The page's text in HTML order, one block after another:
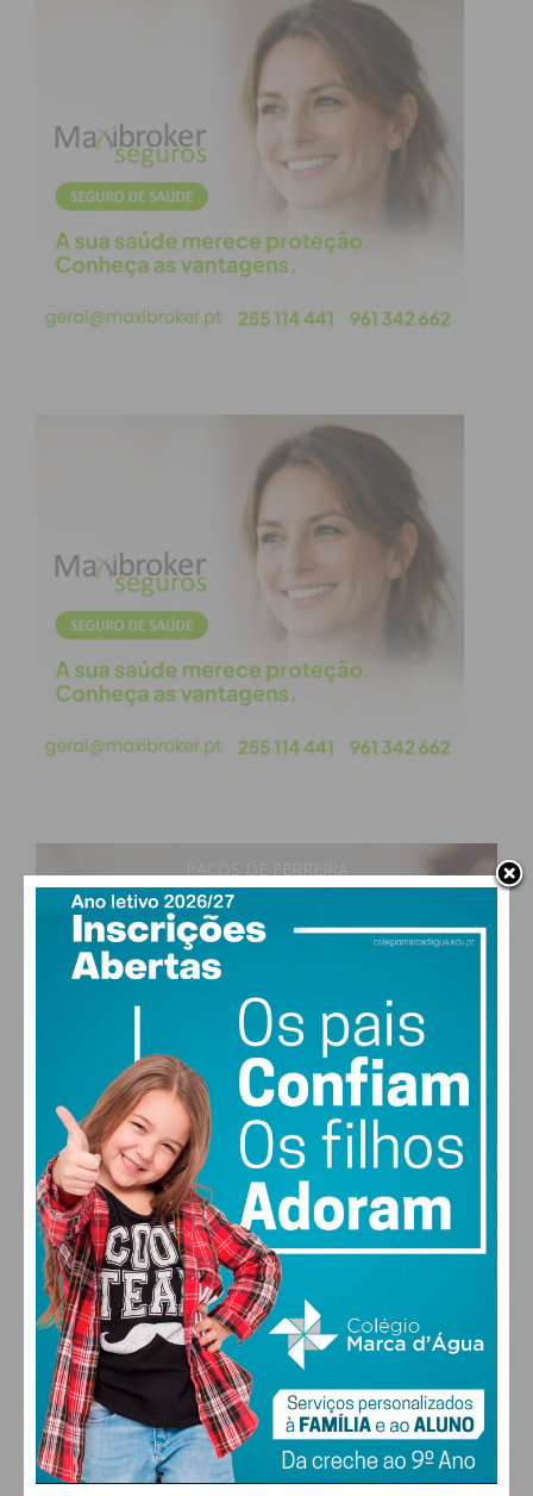
coberta (tenda) que disponibiliza mais três
Várias das melhores duplas internacionais do topo
dorankingmundial da FIP já confirmaram a sua
presença em Paredes, garantindo um cartaz de alta
competição e jogos de intensidade máxima.
Um torneio inclusivo: Da elite
ao desporto amador
forte vertente de ligação à comunidade e ao
desporto amador. Paralelamente ao quadro
profissional, o torneio abre espaço para a
competição aberta, integrando os escalões
masculinos e femininos de base (categorias
F2 a F6).
Com esta organização, Paredes consolida o seu
estatuto no panorama desportivo e turístico,
região Norte como um destino de excelência para o
Subscreva a newsletter do
Imediato
Assine nossa newsletter por e-mail e
obtenha de forma regular a informação
atualizada.
Eu li e concordo com os termos e
condições
28°
clear sky
51% humidade
27°
DOM
30
SEG
30°
TER
31°
QUA
ALTERAR
FARMACIAS DE SERVIÇO EM PAÇOS DE
FERREIRA